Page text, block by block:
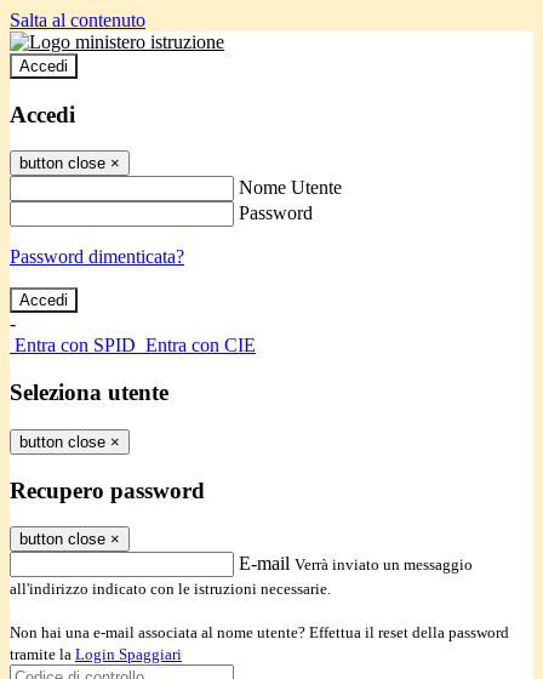
Salta al contenuto
Accedi
Accedi
button close ×
Nome Utente
Password
Password dimenticata?
-
Entra con SPID Entra con CIE
Seleziona utente
button close ×
Recupero password
button close ×
E-mail Verrà inviato un messaggio
all'indirizzo indicato con le istruzioni necessarie.
Non hai una e-mail associata al nome utente? Effettua il reset della password
tramite la Login Spaggiari